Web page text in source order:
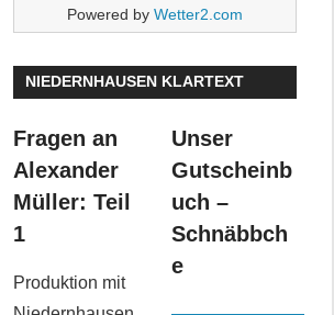
Powered by Wetter2.com
NIEDERNHAUSEN KLARTEXT
Fragen an
Alexander
Müller: Teil
1
Produktion mit
Unser
Gutscheinb
uch –
Schnäbbch
e